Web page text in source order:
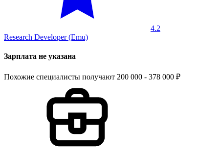
4.2
Research Developer (Emu)
Зарплата не указана
Похожие специалисты получают 200 000 - 378 000 ₽